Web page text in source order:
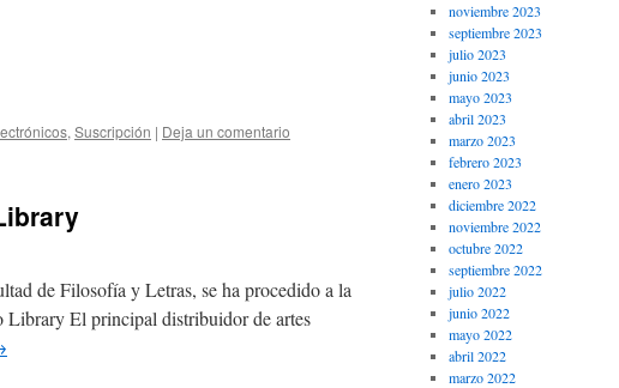
, Suscripción | Deja un comentario
de Filosofía y Letras, se ha procedido a la
Library El principal distribuidor de artes
noviembre 2023
septiembre 2023
julio 2023
junio 2023
mayo 2023
abril 2023
marzo 2023
febrero 2023
enero 2023
diciembre 2022
noviembre 2022
octubre 2022
septiembre 2022
julio 2022
junio 2022
mayo 2022
abril 2022
marzo 2022